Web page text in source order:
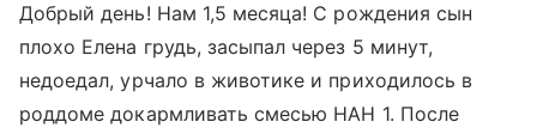
Добрый день! Нам 1,5 месяца! С рождения сын
плохо Елена грудь, засыпал через 5 минут,
недоедал, урчало в животике и приходилось в
роддоме докармливать смесью НАН 1. После